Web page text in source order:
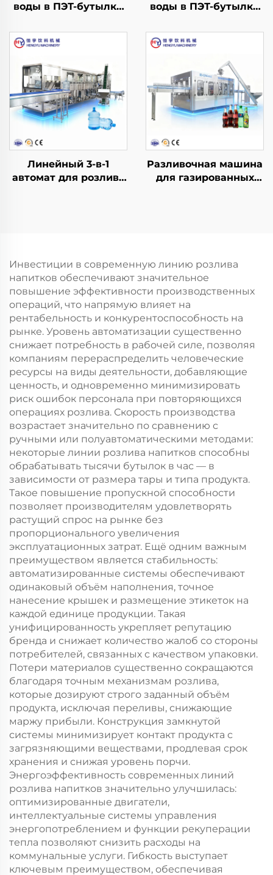
воды в ПЭТ-бутылки
воды в ПЭТ-бутылки
Линейный 3-в-1
автомат для розлива
Разливочная машина
для газированных
Инвестиции в современную линию розлива
напитков обеспечивают значительное
повышение эффективности производственных
операций, что напрямую влияет на
рентабельность и конкурентоспособность на
рынке. Уровень автоматизации существенно
снижает потребность в рабочей силе, позволяя
компаниям перераспределить человеческие
ресурсы на виды деятельности, добавляющие
ценность, и одновременно минимизировать
риск ошибок персонала при повторяющихся
операциях розлива. Скорость производства
возрастает значительно по сравнению с
ручными или полуавтоматическими методами:
некоторые линии розлива напитков способны
обрабатывать тысячи бутылок в час — в
зависимости от размера тары и типа продукта.
Такое повышение пропускной способности
позволяет производителям удовлетворять
растущий спрос на рынке без
пропорционального увеличения
эксплуатационных затрат. Ещё одним важным
преимуществом является стабильность:
автоматизированные системы обеспечивают
одинаковый объём наполнения, точное
нанесение крышек и размещение этикеток на
каждой единице продукции. Такая
унифицированность укрепляет репутацию
бренда и снижает количество жалоб со стороны
потребителей, связанных с качеством упаковки.
Потери материалов существенно сокращаются
благодаря точным механизмам розлива,
которые дозируют строго заданный объём
продукта, исключая переливы, снижающие
маржу прибыли. Конструкция замкнутой
системы минимизирует контакт продукта с
загрязняющими веществами, продлевая срок
хранения и снижая уровень порчи.
Энергоэффективность современных линий
розлива напитков значительно улучшилась:
оптимизированные двигатели,
интеллектуальные системы управления
энергопотреблением и функции рекуперации
тепла позволяют снизить расходы на
коммунальные услуги. Гибкость выступает
ключевым преимуществом, обеспечивая